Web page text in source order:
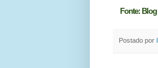
Fonte:
Postado por